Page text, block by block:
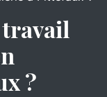
travail
?